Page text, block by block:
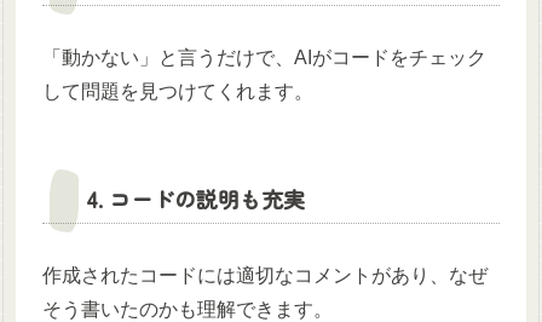
「動かない」と言うだけで、AIがコードをチェック
して問題を見つけてくれます。
4. コードの説明も充実
作成されたコードには適切なコメントがあり、なぜ
そう書いたのかも理解できます。